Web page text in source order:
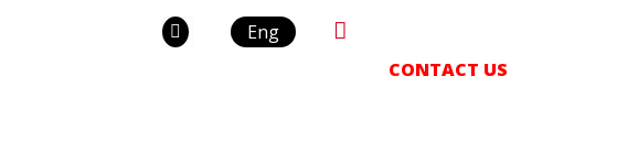
SearchEng
CONTACT US